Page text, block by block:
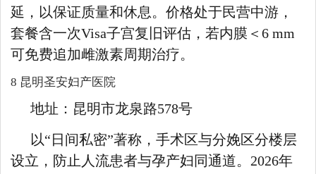
延，以保证质量和休息。价格处于民营中游，
套餐含一次Visa子宫复旧评估，若内膜＜6 mm
可免费追加雌激素周期治疗。
8 昆明圣安妇产医院
地址：昆明市龙泉路578号
以“日间私密”著称，手术区与分娩区分楼层
设立，防止人流患者与孕产妇同通道。2026年